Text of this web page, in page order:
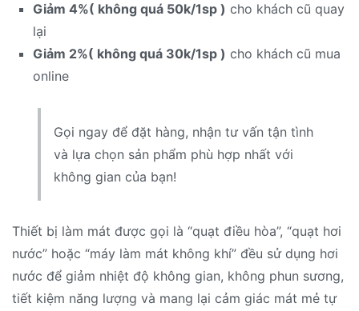
Giảm 4%( không quá 50k/1sp ) cho khách cũ quay
lại
Giảm 2%( không quá 30k/1sp ) cho khách cũ mua
online
Gọi ngay để đặt hàng, nhận tư vấn tận tình
và lựa chọn sản phẩm phù hợp nhất với
không gian của bạn!
Thiết bị làm mát được gọi là “quạt điều hòa”, “quạt hơi
nước” hoặc “máy làm mát không khí” đều sử dụng hơi
nước để giảm nhiệt độ không gian, không phun sương,
tiết kiệm năng lượng và mang lại cảm giác mát mẻ tự